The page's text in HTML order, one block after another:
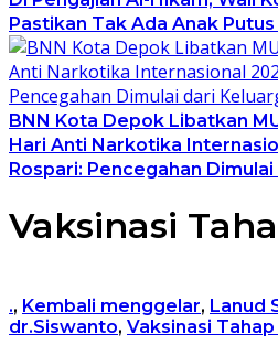
Pastikan Tak Ada Anak
BNN Kota Depok Libatkan
Hari Anti Narkotika
Rospari: Pencegahan
Vaksinasi
., Kembali menggelar, Lanud
dr.Siswanto, Vaksinasi